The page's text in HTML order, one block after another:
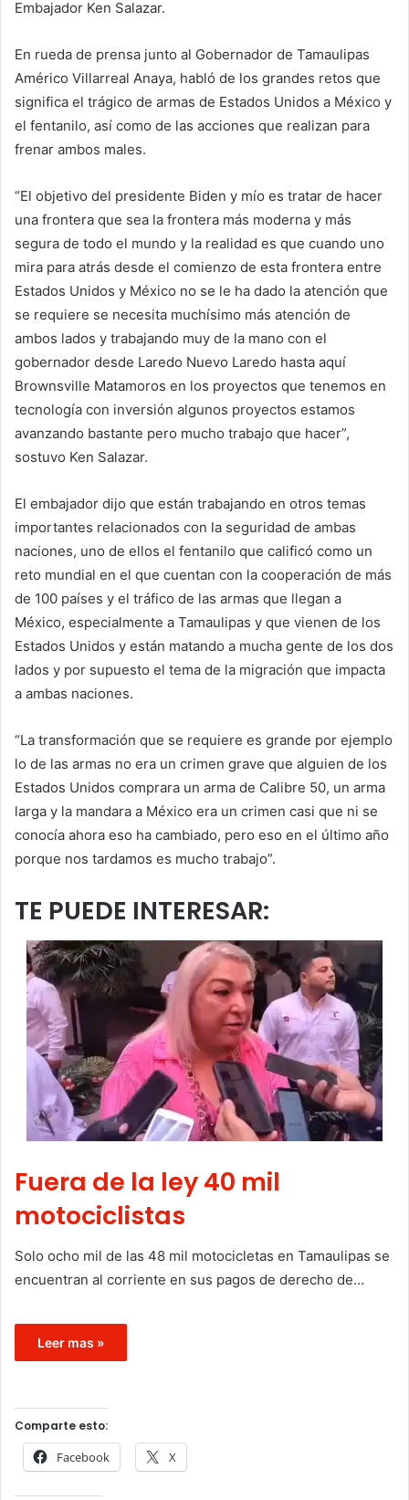
Embajador Ken Salazar.
En rueda de prensa junto al Gobernador de Tamaulipas
Américo Villarreal Anaya, habló de los grandes retos que
significa el trágico de armas de Estados Unidos a México y
el fentanilo, así como de las acciones que realizan para
frenar ambos males.
“El objetivo del presidente Biden y mío es tratar de hacer
una frontera que sea la frontera más moderna y más
segura de todo el mundo y la realidad es que cuando uno
mira para atrás desde el comienzo de esta frontera entre
Estados Unidos y México no se le ha dado la atención que
se requiere se necesita muchísimo más atención de
ambos lados y trabajando muy de la mano con el
gobernador desde Laredo Nuevo Laredo hasta aquí
Brownsville Matamoros en los proyectos que tenemos en
tecnología con inversión algunos proyectos estamos
avanzando bastante pero mucho trabajo que hacer”,
sostuvo Ken Salazar.
El embajador dijo que están trabajando en otros temas
importantes relacionados con la seguridad de ambas
naciones, uno de ellos el fentanilo que calificó como un
reto mundial en el que cuentan con la cooperación de más
de 100 países y el tráfico de las armas que llegan a
México, especialmente a Tamaulipas y que vienen de los
Estados Unidos y están matando a mucha gente de los dos
lados y por supuesto el tema de la migración que impacta
a ambas naciones.
“La transformación que se requiere es grande por ejemplo
lo de las armas no era un crimen grave que alguien de los
Estados Unidos comprara un arma de Calibre 50, un arma
larga y la mandara a México era un crimen casi que ni se
conocía ahora eso ha cambiado, pero eso en el último año
porque nos tardamos es mucho trabajo”.
TE PUEDE INTERESAR:
Fuera de la ley 40 mil
motociclistas
Solo ocho mil de las 48 mil motocicletas en Tamaulipas se
encuentran al corriente en sus pagos de derecho de…
Leer mas »
Comparte esto:
Facebook X